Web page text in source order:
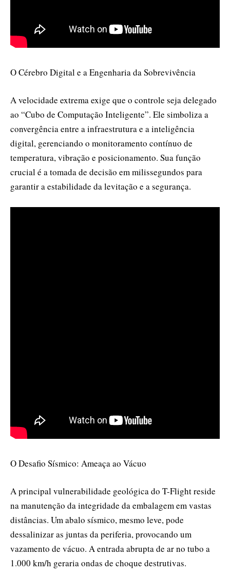
O Cérebro Digital e a Engenharia da Sobrevivência
A velocidade extrema exige que o controle seja delegado
ao “Cubo de Computação Inteligente”. Ele simboliza a
convergência entre a infraestrutura e a inteligência
digital, gerenciando o monitoramento contínuo de
temperatura, vibração e posicionamento. Sua função
crucial é a tomada de decisão em milissegundos para
garantir a estabilidade da levitação e a segurança.
O Desafio Sísmico: Ameaça ao Vácuo
A principal vulnerabilidade geológica do T-Flight reside
na manutenção da integridade da embalagem em vastas
distâncias. Um abalo sísmico, mesmo leve, pode
dessalinizar as juntas da periferia, provocando um
vazamento de vácuo. A entrada abrupta de ar no tubo a
1.000 km/h geraria ondas de choque destrutivas.